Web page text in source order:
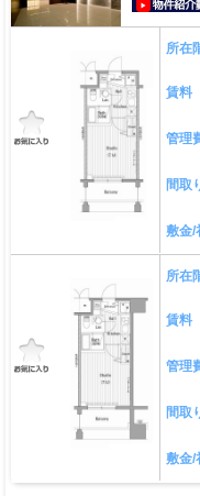
所在
賃料
管理
間取
敷金/
所在
賃料
管理
間取
敷金/